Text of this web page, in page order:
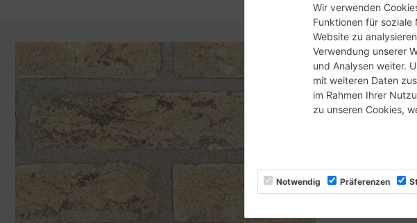
Wir verwenden
Funktionen für
Website zu
Verwendung unserer
und Analysen weiter.
mit weiteren Daten
im Rahmen Ihrer
zu unseren Cookies,
Notwendig Präferenzen